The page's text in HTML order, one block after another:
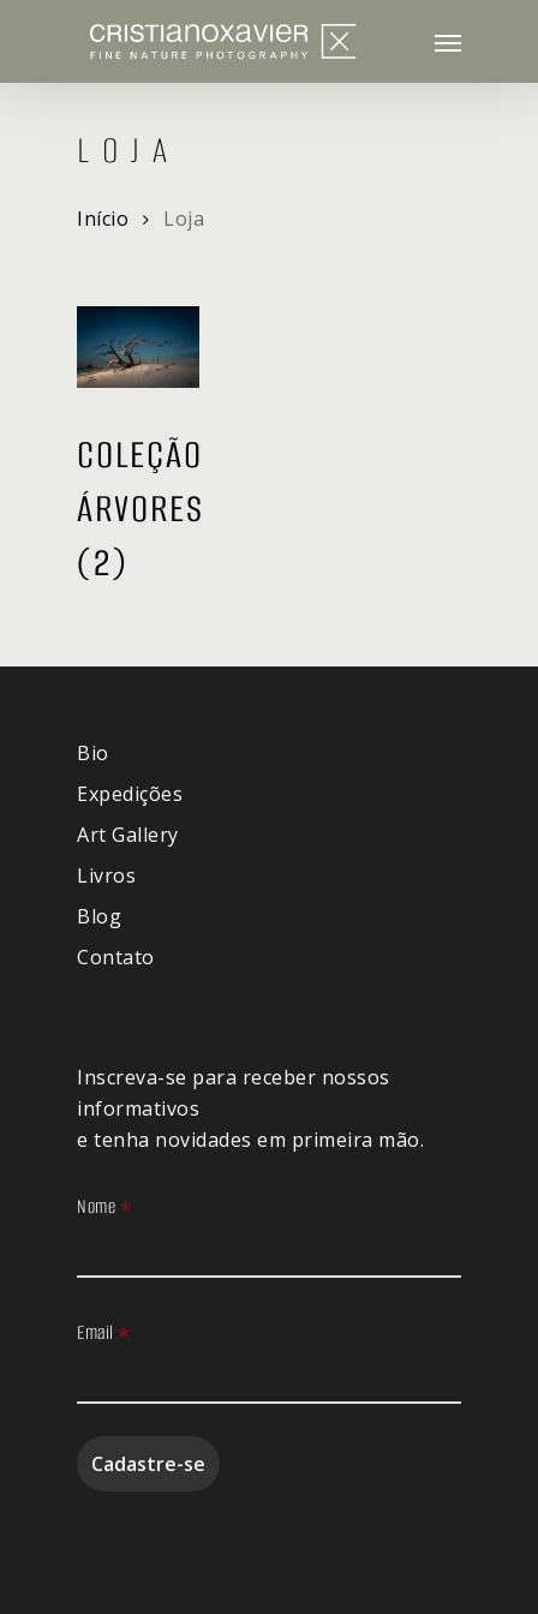
main
LOJA
Início Loja
COLEÇÃO
ÁRVORES
(2)
Bio
Expedições
Art Gallery
Livros
Blog
Contato
Inscreva-se para receber nossos
informativos
e tenha novidades em primeira mão.
Nome *
Email *